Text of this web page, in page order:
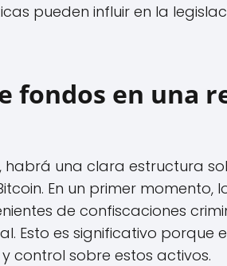
pueden influir en la
fondos en una
habrá una clara estructura
En un primer momento,
de confiscaciones
Esto es significativo
control sobre estos activos.